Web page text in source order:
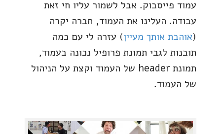
עמוד פייסבוק. אבל לשמור עליו חי זאת
עבודה. העלינו את העמוד, חברה יקרה
(אוהבת אותך מעיין) עזרה לי עם כמה
תובנות לגבי תמונת פרופיל נכונה בעמוד,
תמונת header של העמוד וקצת על הניהול
של העמוד.